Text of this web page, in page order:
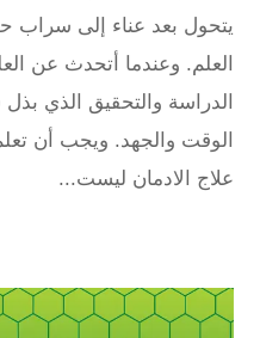
يتحول بعد عناء إلى سراب
العلم. وعندما أتحدث عن
الدراسة والتحقيق الذي
الوقت والجهد. ويجب أن
علاج الادمان ليست...